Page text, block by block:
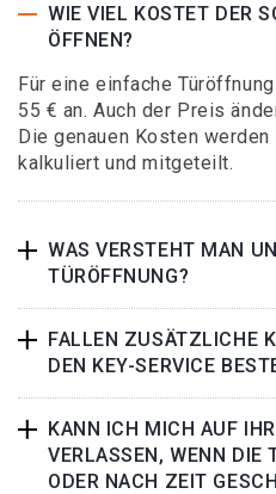
WIE VIEL KOSTET DER
ÖFFNEN?
Für eine einfache
55 € an. Auch der Preis
Die genauen Kosten
kalkuliert und mitgeteilt.
WAS VERSTEHT MAN
TÜRÖFFNUNG?
FALLEN ZUSÄTZLICHE
DEN KEY-SERVICE
KANN ICH MICH AUF
VERLASSEN, WENN DIE
ODER NACH ZEIT